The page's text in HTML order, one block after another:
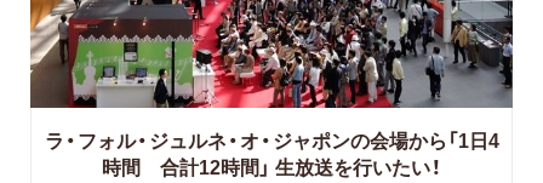
ラ・フォル・ジュルネ・オ・ジャポンの会場から「1日4
時間 合計12時間」 生放送を行いたい！